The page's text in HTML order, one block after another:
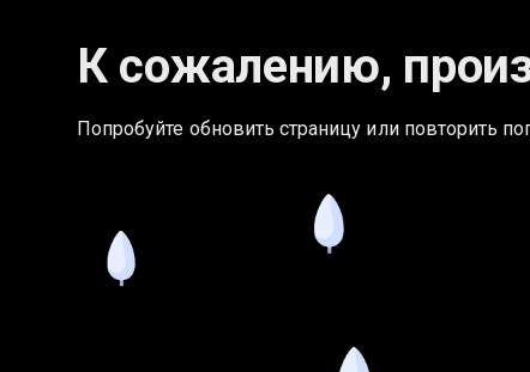
К сожалению,
Попробуйте обновить страницу или повторить